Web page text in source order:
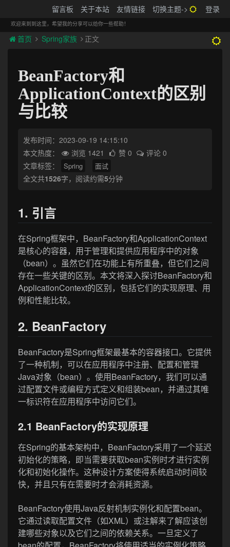
留言板 关于本站 友情链接 切换主题-> 登录
欢迎来到到这里，希望我的分享可以给你一些帮助！
首页 Spring家族 正文
BeanFactory和
ApplicationContext的区别
与比较
发布时间：2023-09-19 14:15:10
本文热度：
浏览 1421 赞 0
评论 0
文章标签：
Spring 面试
全文共1526字，阅读约需5分钟
1. 引言
在Spring框架中，BeanFactory和ApplicationContext
是核心的容器，用于管理和提供应用程序中的对象
（bean）。虽然它们在功能上有所重叠，但它们之间
存在一些关键的区别。本文将深入探讨BeanFactory和
ApplicationContext的区别，包括它们的实现原理、用
例和性能比较。
2. BeanFactory
BeanFactory是Spring框架最基本的容器接口。它提供
了一种机制，可以在应用程序中注册、配置和管理
Java对象（bean）。使用BeanFactory，我们可以通
过配置文件或编程方式定义和组装bean，并通过其唯
一标识符在应用程序中访问它们。
2.1 BeanFactory的实现原理
在Spring的基本架构中，BeanFactory采用了一个延迟
初始化的策略，即当需要获取bean实例时才进行实例
化和初始化操作。这种设计方案使得系统启动时间较
快，并且只有在需要时才会消耗资源。
BeanFactory使用Java反射机制实例化和配置bean。
它通过读取配置文件（如XML）或注解来了解应该创
建哪些对象以及它们之间的依赖关系。一旦定义了